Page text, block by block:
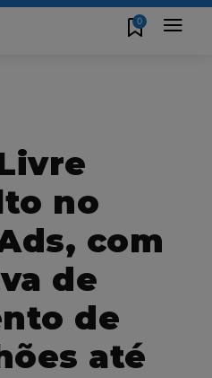
0
no
com
de
de
até